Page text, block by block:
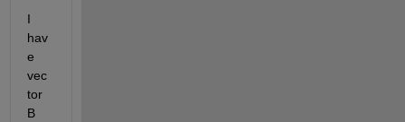
I
hav
e
vec
tor
B